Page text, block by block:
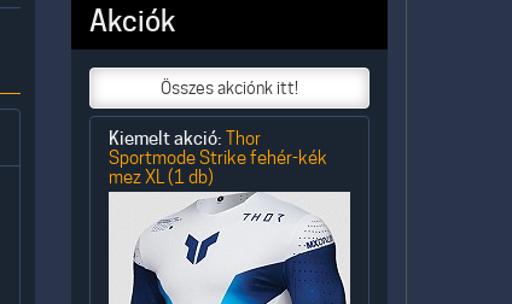
Akciók
Összes akciónk itt!
Kiemelt akció: Thor
Sportmode Strike fehér-kék
mez XL (1 db)